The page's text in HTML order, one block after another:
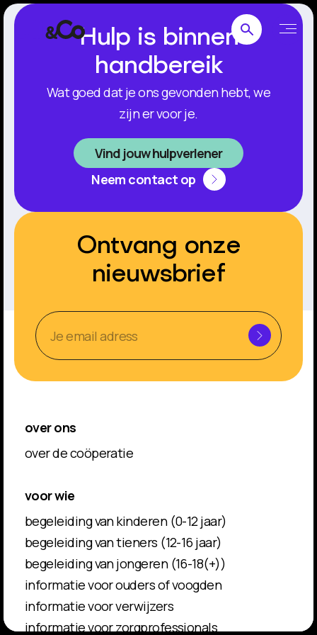
Hulp is binnen
handbereik
Wat goed dat je ons gevonden hebt, we
zijn er voor je.
Vind jouw hulpverlener
Neem contact op
Ontvang onze
nieuwsbrief
over ons
over de coöperatie
voor wie
begeleiding van kinderen (0-12 jaar)
begeleiding van tieners (12-16 jaar)
begeleiding van jongeren (16-18(+))
informatie voor ouders of voogden
informatie voor verwijzers
informatie voor zorgprofessionals